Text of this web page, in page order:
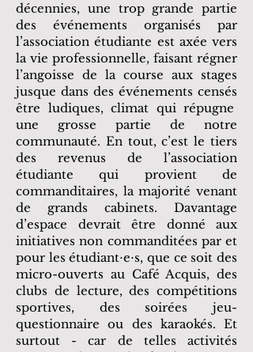
décennies, une trop grande partie
des événements organisés par
l’association étudiante est axée vers
la vie professionnelle, faisant régner
l’angoisse de la course aux stages
jusque dans des événements censés
être ludiques, climat qui répugne
une grosse partie de notre
communauté. En tout, c’est le tiers
des revenus de l’association
étudiante qui provient de
commanditaires, la majorité venant
de grands cabinets. Davantage
d’espace devrait être donné aux
initiatives non commanditées par et
pour les étudiant⋅e⋅s, que ce soit des
micro-ouverts au Café Acquis, des
clubs de lecture, des compétitions
sportives, des soirées jeu-
questionnaire ou des karaokés. Et
surtout - car de telles activités